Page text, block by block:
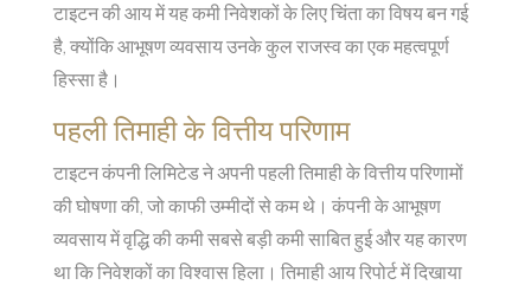
टाइटन की आय में यह कमी निवेशकों के लिए चिंता का विषय बन गई
है, क्योंकि आभूषण व्यवसाय उनके कुल राजस्व का एक महत्वपूर्ण
हिस्सा है।
पहली तिमाही के वित्तीय परिणाम
टाइटन कंपनी लिमिटेड ने अपनी पहली तिमाही के वित्तीय परिणामों
की घोषणा की, जो काफी उम्मीदों से कम थे। कंपनी के आभूषण
व्यवसाय में वृद्धि की कमी सबसे बड़ी कमी साबित हुई और यह कारण
था कि निवेशकों का विश्वास हिला। तिमाही आय रिपोर्ट में दिखाया